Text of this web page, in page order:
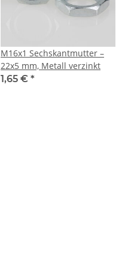
M16x1 Sechskantmutter –
22x5 mm, Metall verzinkt
1,65 € *